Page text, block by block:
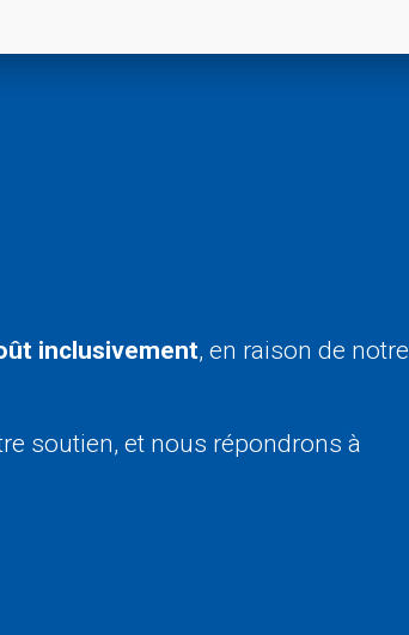
inclusivement, en raison de notre
soutien, et nous répondrons à